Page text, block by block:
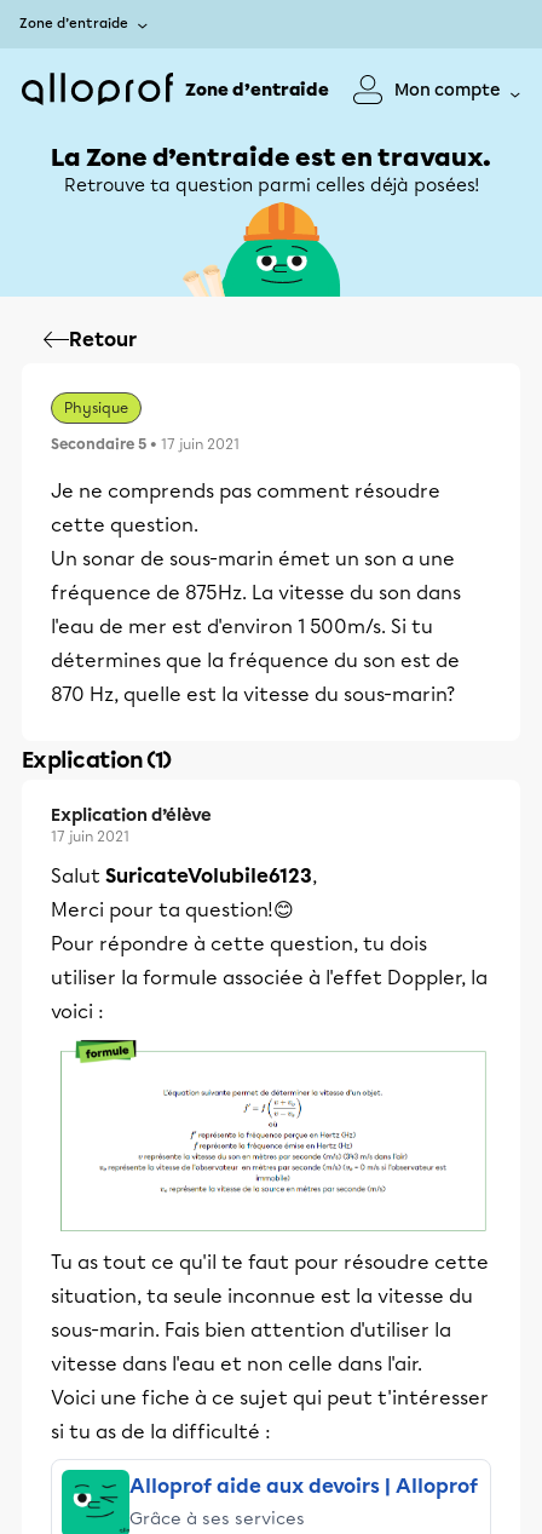
Zone d’entraide
Zone d’entraide Mon compte
La Zone d’entraide est en travaux.
Retrouve ta question parmi celles déjà posées!
Retour
Physique
Secondaire 5 • 17 juin 2021
Je ne comprends pas comment résoudre
cette question.
Un sonar de sous-marin émet un son a une
fréquence de 875Hz. La vitesse du son dans
l'eau de mer est d'environ 1 500m/s. Si tu
détermines que la fréquence du son est de
870 Hz, quelle est la vitesse du sous-marin?
Explication (1)
Explication d’élève
17 juin 2021
Salut SuricateVolubile6123,
Merci pour ta question!😊
Pour répondre à cette question, tu dois
utiliser la formule associée à l'effet Doppler, la
voici :
Tu as tout ce qu'il te faut pour résoudre cette
situation, ta seule inconnue est la vitesse du
sous-marin. Fais bien attention d'utiliser la
vitesse dans l'eau et non celle dans l'air.
Voici une fiche à ce sujet qui peut t'intéresser
si tu as de la difficulté :
Alloprof aide aux devoirs | Alloprof
Grâce à ses services